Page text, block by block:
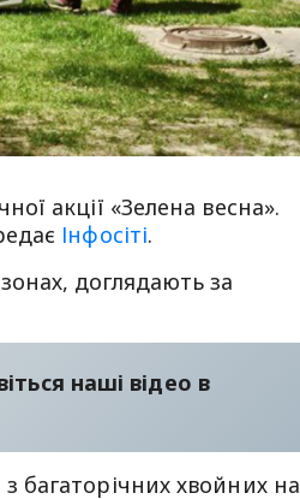
акції «Зелена весна».
Інфосіті.
доглядають за
наші відео в
багаторічних хвойних на